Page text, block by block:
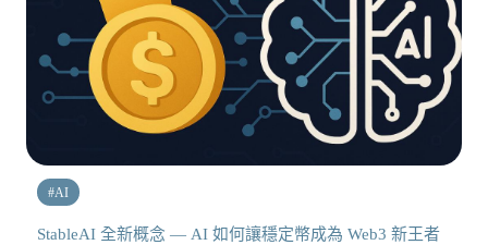
#AI
StableAI 全新概念 — AI 如何讓穩定幣成為 Web3 新王者